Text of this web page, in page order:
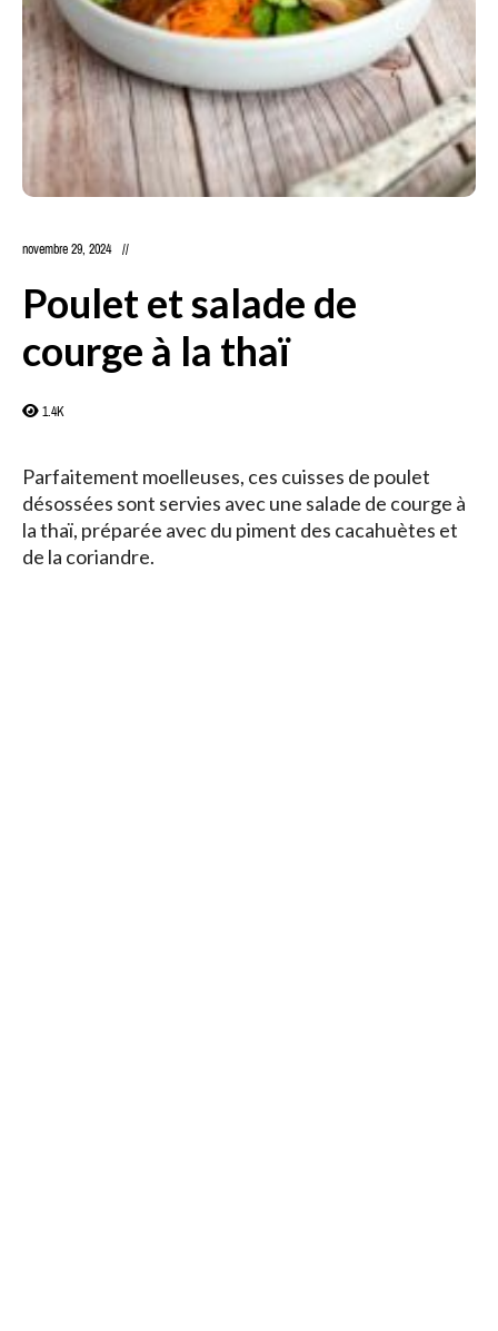
novembre 29, 2024
Poulet et salade de
courge à la thaï
1.4K
Parfaitement moelleuses, ces cuisses de poulet
désossées sont servies avec une salade de courge à
la thaï, préparée avec du piment des cacahuètes et
de la coriandre.